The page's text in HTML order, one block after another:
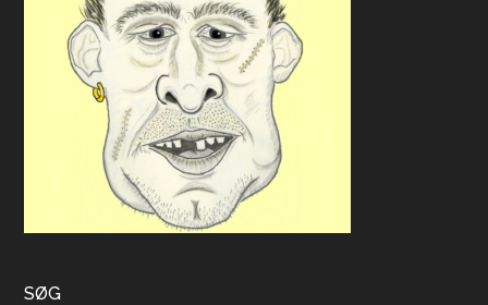
SØG